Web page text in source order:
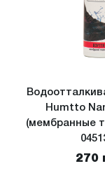
Humtto
(мембранные
270